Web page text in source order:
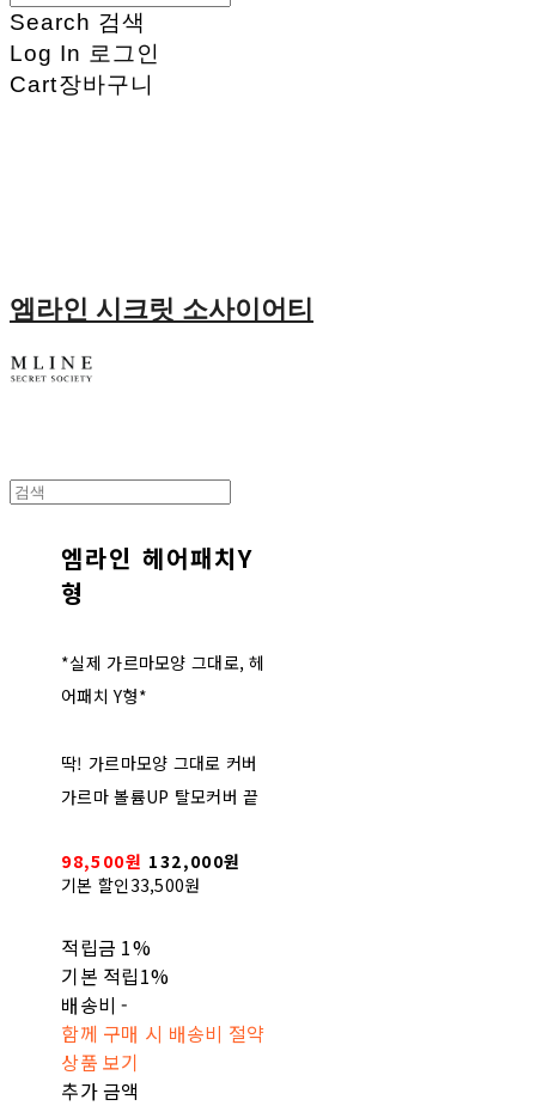
Search 검색
Log In 로그인
Cart장바구니
엠라인 시크릿 소사이어티
엠라인 헤어패치Y
형
*실제 가르마모양 그대로, 헤
어패치 Y형*
딱! 가르마모양 그대로 커버
가르마 볼륨UP 탈모커버 끝
98,500원 132,000원
기본 할인33,500원
적립금 1%
기본 적립1%
배송비-
함께 구매 시 배송비 절약
상품 보기
추가 금액